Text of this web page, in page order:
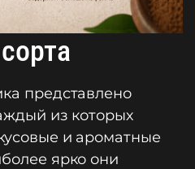
представлено
из которых
и ароматные
ярко они